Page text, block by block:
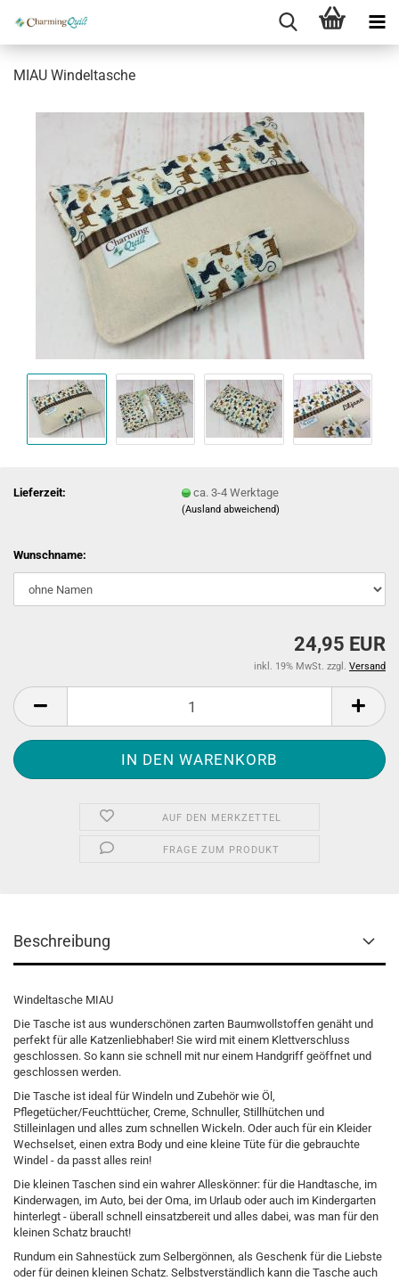
MIAU Windeltasche
Lieferzeit: ca. 3-4 Werktage
(Ausland abweichend)
Wunschname:
24,95 EUR
inkl. 19% MwSt. zzgl. Versand
AUF DEN MERKZETTEL
FRAGE ZUM PRODUKT
Beschreibung
Windeltasche MIAU
Die Tasche ist aus wunderschönen zarten Baumwollstoffen genäht und
perfekt für alle Katzenliebhaber! Sie wird mit einem Klettverschluss
geschlossen. So kann sie schnell mit nur einem Handgriff geöffnet und
geschlossen werden.
Die Tasche ist ideal für Windeln und Zubehör wie Öl,
Pflegetücher/Feuchttücher, Creme, Schnuller, Stillhütchen und
Stilleinlagen und alles zum schnellen Wickeln. Oder auch für ein Kleider
Wechselset, einen extra Body und eine kleine Tüte für die gebrauchte
Windel - da passt alles rein!
Die kleinen Taschen sind ein wahrer Alleskönner: für die Handtasche, im
Kinderwagen, im Auto, bei der Oma, im Urlaub oder auch im Kindergarten
hinterlegt - überall schnell einsatzbereit und alles dabei, was man für den
kleinen Schatz braucht!
Rundum ein Sahnestück zum Selbergönnen, als Geschenk für die Liebste
oder für deinen kleinen Schatz. Selbstverständlich kann die Tasche auch